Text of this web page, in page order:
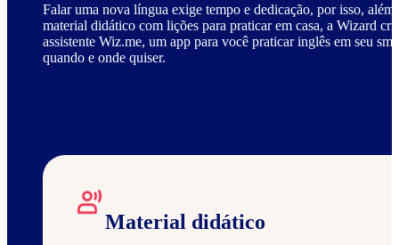
Falar uma nova língua exige tempo e dedicação, por isso, além
material didático com lições para praticar em casa, a Wizard
assistente Wiz.me, um app para você praticar inglês em seu
quando e onde quiser.
Material didático